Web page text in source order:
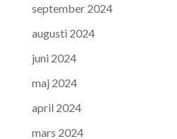
september 2024
augusti 2024
juni 2024
maj 2024
april 2024
mars 2024